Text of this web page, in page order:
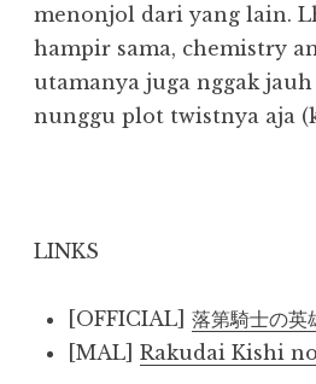
menonjol dari yang lain.
hampir sama, chemistry
utamanya juga nggak jauh
nunggu plot twistnya aja
LINKS
[OFFICIAL] 落第騎士の英
[MAL] Rakudai Kishi